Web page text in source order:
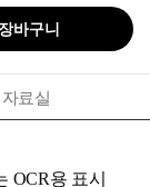
장바구니
자료실
OCR용 표시